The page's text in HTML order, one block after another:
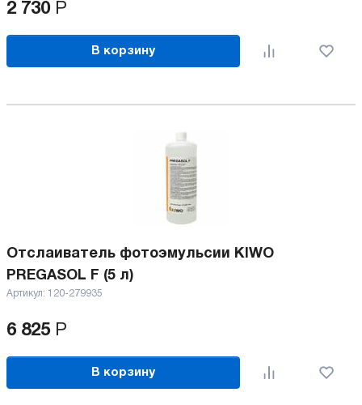
2 730 Р
В корзину
Отслаиватель фотоэмульсии KIWO
PREGASOL F (5 л)
Артикул: 120-279935
6 825 Р
В корзину